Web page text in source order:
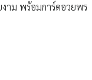
าม พร้อมการ์ดอวยพร